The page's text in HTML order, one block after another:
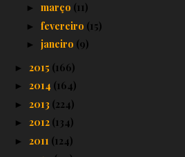
► março (11)
► fevereiro (15)
► janeiro (9)
► 2015 (166)
► 2014 (164)
► 2013 (224)
► 2012 (134)
► 2011 (124)